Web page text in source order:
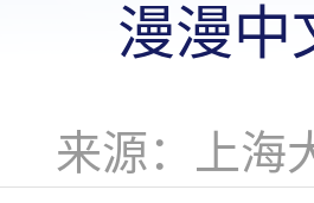
漫漫中
来源：上海